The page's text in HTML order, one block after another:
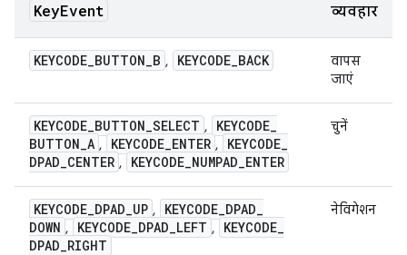
KeyEvent व्यवहार
KEYCODE_BUTTON_B , KEYCODE_BACK
वापस
जाएं
KEYCODE_BUTTON_SELECT , KEYCODE_
BUTTON_A , KEYCODE_ENTER , KEYCODE_
DPAD_CENTER , KEYCODE_NUMPAD_ENTER
चुनें
KEYCODE_DPAD_UP , KEYCODE_DPAD_
DOWN , KEYCODE_DPAD_LEFT , KEYCODE_
DPAD_RIGHT
नेविगेशन